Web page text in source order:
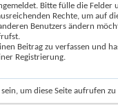
Bitte fülle die Felder
Rechte, um auf
Benutzers ändern
Beitrag zu verfassen und
Registrierung.
sein, um diese Seite aufrufen